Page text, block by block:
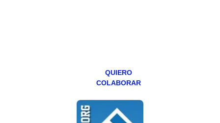
QUIERO
COLABORAR